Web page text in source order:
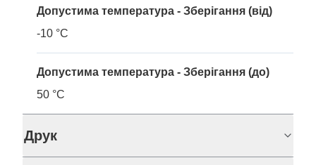
Допустима температура - Зберігання (від)
-10 °C
Допустима температура - Зберігання (до)
50 °C
Друк